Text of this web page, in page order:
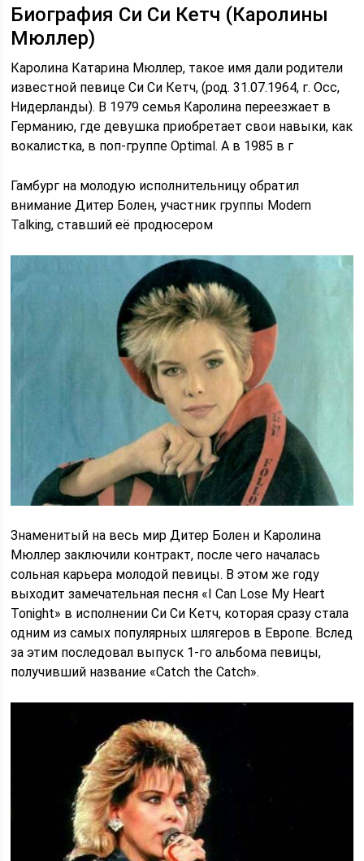
Биография Си Си Кетч (Каролины
Мюллер)
Каролина Катарина Мюллер, такое имя дали родители
известной певице Си Си Кетч, (род. 31.07.1964, г. Осс,
Нидерланды). В 1979 семья Каролина переезжает в
Германию, где девушка приобретает свои навыки, как
вокалистка, в поп-группе Optimal. А в 1985 в г
Гамбург на молодую исполнительницу обратил
внимание Дитер Болен, участник группы Modern
Talking, ставший её продюсером
Знаменитый на весь мир Дитер Болен и Каролина
Мюллер заключили контракт, после чего началась
сольная карьера молодой певицы. В этом же году
выходит замечательная песня «I Can Lose My Heart
Tonight» в исполнении Си Си Кетч, которая сразу стала
одним из самых популярных шлягеров в Европе. Вслед
за этим последовал выпуск 1-го альбома певицы,
получивший название «Catch the Catch».